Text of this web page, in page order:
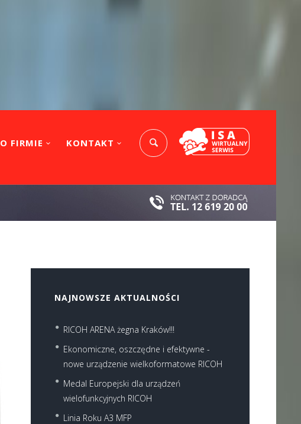
O FIRMIE KONTAKT
NAJNOWSZE AKTUALNOŚCI
RICOH ARENA żegna Kraków!!!
Ekonomiczne, oszczędne i efektywne -
nowe urządzenie wielkoformatowe RICOH
Medal Europejski dla urządzeń
wielofunkcyjnych RICOH
Linia Roku A3 MFP